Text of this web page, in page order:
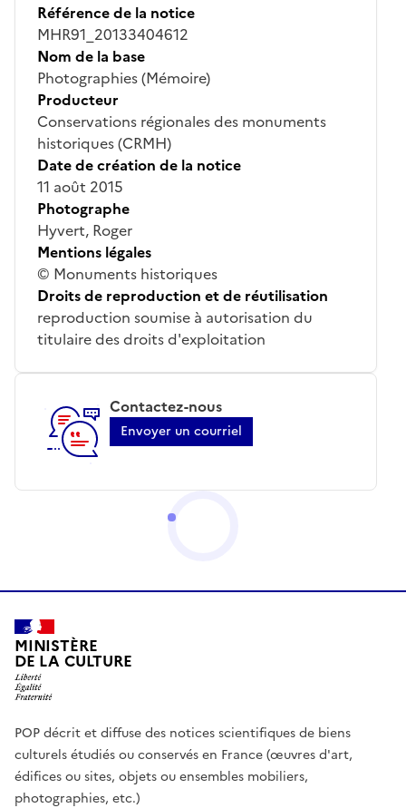
Référence de la notice
MHR91_20133404612
Nom de la base
Photographies (Mémoire)
Producteur
Conservations régionales des monuments
historiques (CRMH)
Date de création de la notice
11 août 2015
Photographe
Hyvert, Roger
Mentions légales
© Monuments historiques
Droits de reproduction et de réutilisation
reproduction soumise à autorisation du
titulaire des droits d'exploitation
Contactez-nous
Envoyer un courriel
MINISTÈRE
DE LA CULTURE
POP décrit et diffuse des notices scientifiques de biens
culturels étudiés ou conservés en France (œuvres d'art,
édifices ou sites, objets ou ensembles mobiliers,
photographies, etc.)